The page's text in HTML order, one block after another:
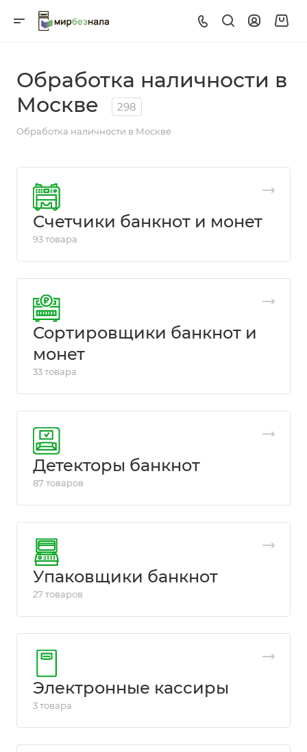
Обработка наличности в
Москве
298
Обработка наличности в Москве
Счетчики банкнот и монет
93 товара
Сортировщики банкнот и
монет
33 товара
Детекторы банкнот
87 товаров
Упаковщики банкнот
27 товаров
Электронные кассиры
3 товара